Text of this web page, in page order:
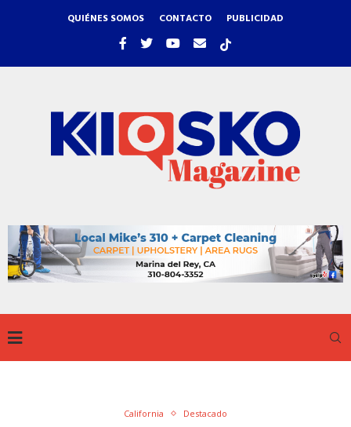
QUIÉNES SOMOS CONTACTO PUBLICIDAD
California Destacado